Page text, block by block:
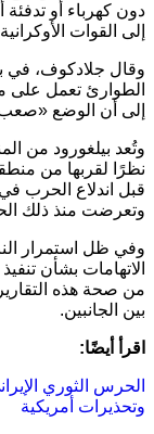
دون كهرباء أو
إلى القوات
وقال جلادكوف، في
الطوارئ تعمل على
إلى أن الوضع
وتُعد بيلغورود من
نظرًا لقربها من
وتعرضت منذ ذلك
وفي ظل استمرار
الاتهامات بشأن
من صحة هذه
بين الجانبين.
اقرأ أيضًا:
الحرس الثوري
وتحذيرات أمريكية